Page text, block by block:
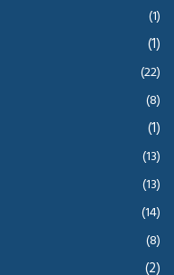
(1)
(1)
(22)
(8)
(1)
(13)
(13)
(14)
(8)
(2)